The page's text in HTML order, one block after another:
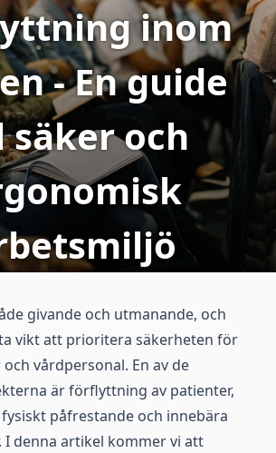
inom
- En guide
och
givande och utmanande, och
vikt att prioritera säkerheten för
vårdpersonal. En av de
är förflyttning av patienter,
påfrestande och innebära
I denna artikel kommer vi att